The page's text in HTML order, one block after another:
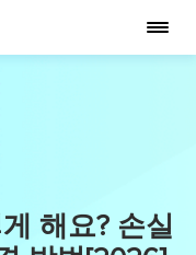
해요? 손실